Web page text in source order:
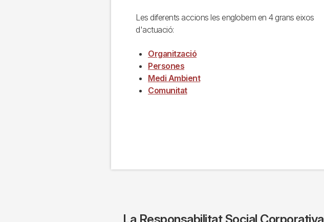
Les diferents accions les englobem en 4 grans eixos
d'actuació:
Organització
Persones
Medi Ambient
Comunitat